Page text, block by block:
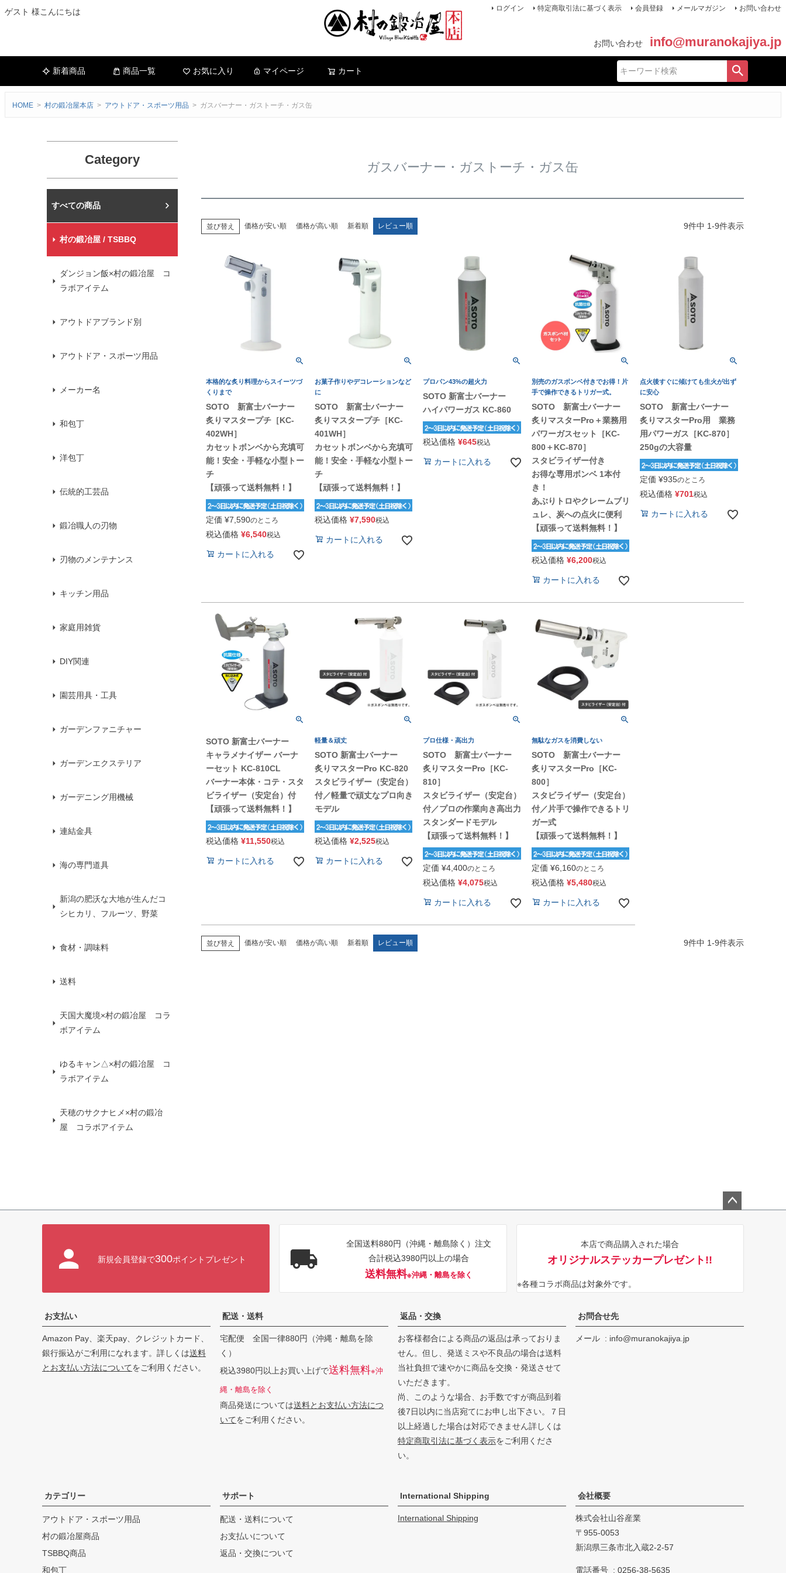
ゲスト 様こんにちは ログイン 特定商取引法に基づく表示 会員登録 メールマガジン お問い合わせ
お問い合わせ info@muranokajiya.jp
新着商品 商品一覧 お気に入り マイページ カート
HOME 村の鍛冶屋本店 アウトドア・スポーツ用品 ガスバーナー・ガストーチ・ガス缶
Category
村の鍛冶屋本店
村の鍛冶屋 / TSBBQ
ダンジョン飯×村の鍛冶屋 コ
ラボアイテム
アウトドアブランド別
アウトドア・スポーツ用品
メーカー名
和包丁
洋包丁
伝統的工芸品
鍛冶職人の刃物
刃物のメンテナンス
キッチン用品
家庭用雑貨
DIY関連
園芸用具・工具
ガーデンファニチャー
ガーデンエクステリア
ガーデニング用機械
連結金具
海の専門道具
新潟の肥沃な大地が生んだコ
シヒカリ、フルーツ、野菜
食材・調味料
送料
天国大魔境×村の鍛冶屋 コラ
ボアイテム
ゆるキャン△×村の鍛冶屋 コ
ラボアイテム
天穂のサクナヒメ×村の鍛冶
屋 コラボアイテム
ガスバーナー・ガストーチ・ガス缶
並び替え 価格が安い順 価格が高い順 新着順 レビュー順 9件中 1-9件表示
本格的な炙り料理からスイーツづ
くりまで
SOTO 新富士バーナー
炙りマスタープチ［KC-
402WH］
カセットボンベから充填可
能！安全・手軽な小型トー
チ
【頑張って送料無料！】
定価 ¥7,590のところ
税込価格 ¥6,540税込
カートに入れる
お菓子作りやデコレーションなど
に
SOTO 新富士バーナー
炙りマスタープチ［KC-
401WH］
カセットボンベから充填可
能！安全・手軽な小型トー
チ
【頑張って送料無料！】
税込価格 ¥7,590税込
カートに入れる
プロパン43%の超火力
SOTO 新富士バーナー
ハイパワーガス KC-860
税込価格 ¥645税込
カートに入れる
別売のガスボンベ付きでお得！片
手で操作できるトリガー式。
SOTO 新富士バーナー
炙りマスターPro＋業務用
パワーガスセット［KC-
800＋KC-870］
スタビライザー付き
お得な専用ボンベ 1本付
き！
あぶりトロやクレームブリ
ュレ、炭への点火に便利
【頑張って送料無料！】
税込価格 ¥6,200税込
カートに入れる
点火後すぐに傾けても生火が出ず
に安心
SOTO 新富士バーナー
炙りマスターPro用 業務
用パワーガス［KC-870］
250gの大容量
定価 ¥935のところ
税込価格 ¥701税込
カートに入れる
SOTO 新富士バーナー
キャラメナイザー バーナ
ーセット KC-810CL
バーナー本体・コテ・スタ
ビライザー（安定台）付
【頑張って送料無料！】
税込価格 ¥11,550税込
カートに入れる
軽量＆頑丈
SOTO 新富士バーナー
炙りマスターPro KC-820
スタビライザー（安定台）
付／軽量で頑丈なプロ向き
モデル
税込価格 ¥2,525税込
カートに入れる
プロ仕様・高出力
SOTO 新富士バーナー
炙りマスターPro［KC-
810］
スタビライザー（安定台）
付／プロの作業向き高出力
スタンダードモデル
【頑張って送料無料！】
定価 ¥4,400のところ
税込価格 ¥4,075税込
カートに入れる
無駄なガスを消費しない
SOTO 新富士バーナー
炙りマスターPro［KC-
800］
スタビライザー（安定台）
付／片手で操作できるトリ
ガー式
【頑張って送料無料！】
定価 ¥6,160のところ
税込価格 ¥5,480税込
カートに入れる
並び替え 価格が安い順 価格が高い順 新着順 レビュー順 9件中 1-9件表示
新規会員登録で300ポイントプレゼント
全国送料880円（沖縄・離島除く）注文
合計税込3980円以上の場合
送料無料※沖縄・離島を除く
本店で商品購入された場合
オリジナルステッカープレゼント!!
※各種コラボ商品は対象外です。
お支払い
Amazon Pay、楽天pay、クレジットカード、
銀行振込がご利用になれます。詳しくは送料
とお支払い方法についてをご利用ください。
配送・送料
宅配便 全国一律880円（沖縄・離島を除
く）
税込3980円以上お買い上げで送料無料※沖
縄・離島を除く
商品発送については送料とお支払い方法につ
いてをご利用ください。
返品・交換
お客様都合による商品の返品は承っておりま
せん。但し、発送ミスや不良品の場合は送料
当社負担で速やかに商品を交換・発送させて
いただきます。
尚、このような場合、お手数ですが商品到着
後7日以内に当店宛てにお申し出下さい。７日
以上経過した場合は対応できません詳しくは
特定商取引法に基づく表示をご利用くださ
い。
お問合せ先
メール info@muranokajiya.jp
カテゴリー
アウトドア・スポーツ用品
村の鍛冶屋商品
TSBBQ商品
和包丁
サポート
配送・送料について
お支払いについて
返品・交換について
International Shipping
International Shipping
会社概要
株式会社山谷産業
955-0053
新潟県三条市北入蔵2-2-57
電話番号 0256-38-5635